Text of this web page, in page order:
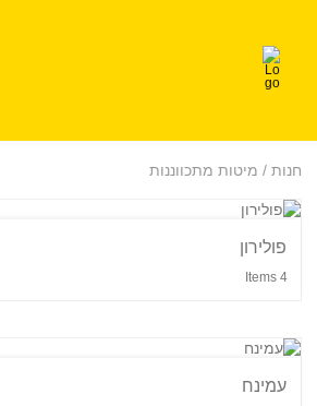
חנות / מיטות מתכווננות
פולירון
4 Items
עמינח